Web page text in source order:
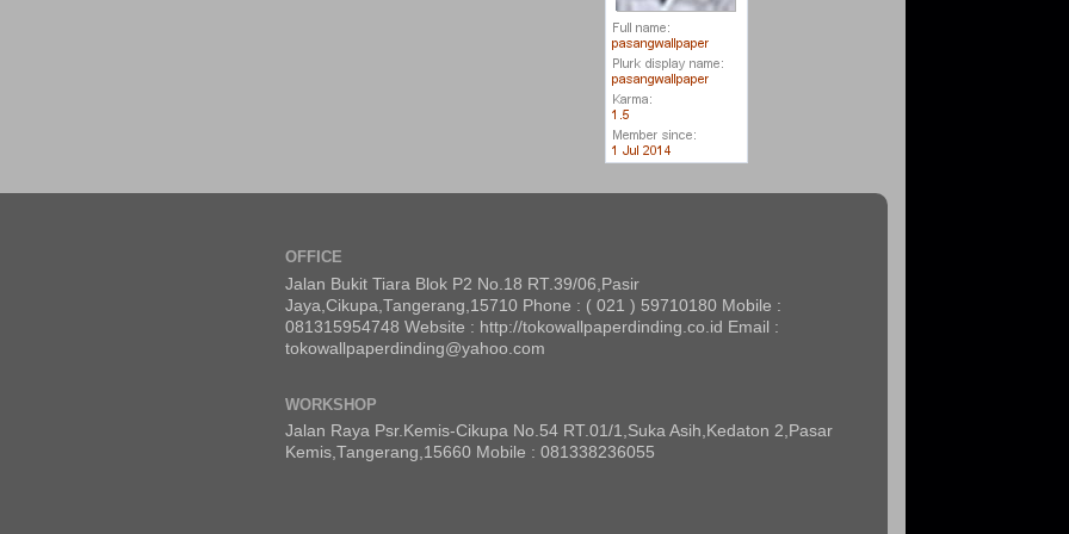
OFFICE
Jalan Bukit Tiara Blok P2 No.18 RT.39/06,Pasir
Jaya,Cikupa,Tangerang,15710 Phone : ( 021 ) 59710180 Mobile :
081315954748 Website : http://tokowallpaperdinding.co.id Email :
tokowallpaperdinding@yahoo.com
WORKSHOP
Jalan Raya Psr.Kemis-Cikupa No.54 RT.01/1,Suka Asih,Kedaton 2,Pasar
Kemis,Tangerang,15660 Mobile : 081338236055